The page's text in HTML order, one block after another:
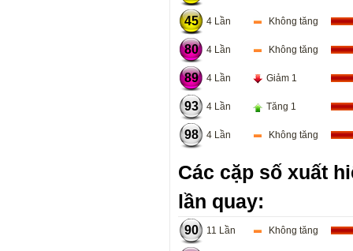
45 4 Lần Không tăng
80 4 Lần Không tăng
89 4 Lần Giảm 1
93 4 Lần Tăng 1
98 4 Lần Không tăng
Các cặp số xuất
lần quay:
90 11 Lần Không tăng